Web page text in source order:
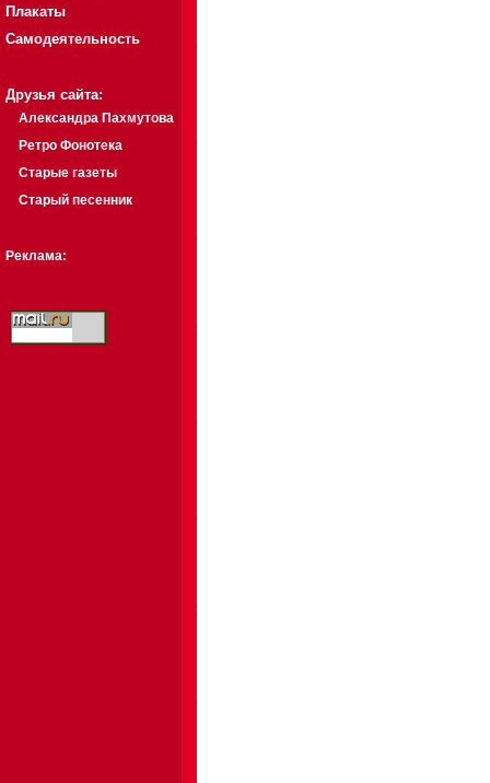
Плакаты
Самодеятельность
Друзья сайта:
Александра Пахмутова
Ретро Фонотека
Старые газеты
Старый песенник
Реклама: